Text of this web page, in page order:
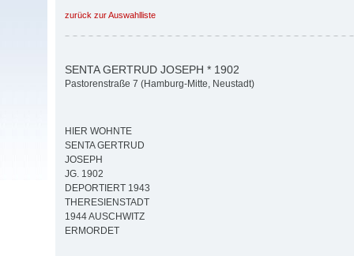
zurück zur Auswahlliste
SENTA GERTRUD JOSEPH * 1902
Pastorenstraße 7 (Hamburg-Mitte, Neustadt)
HIER WOHNTE
SENTA GERTRUD
JOSEPH
JG. 1902
DEPORTIERT 1943
THERESIENSTADT
1944 AUSCHWITZ
ERMORDET